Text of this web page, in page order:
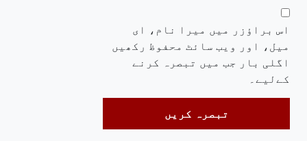
اس براؤزر میں میرا نام، ای
میل، اور ویب سائٹ محفوظ رکھیں
اگلی بار جب میں تبصرہ کرنے
کےلیے۔